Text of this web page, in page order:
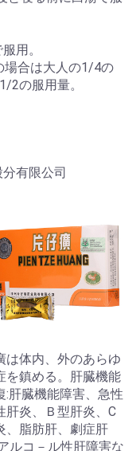
用。
場合は大人の1/4の
2の服用量。
有限公司
は体内、外のあらゆ
を鎮める。肝臓機能
:肝臓機能障害、急性
肝炎、Ｂ型肝炎、C
、脂肪肝、劇症肝
ルコ－ル性肝障害な